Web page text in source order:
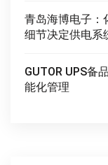
青岛海博电子：
细节决定供电系
GUTOR UPS备
能化管理